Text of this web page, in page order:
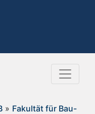
» Fakultät für Bau-